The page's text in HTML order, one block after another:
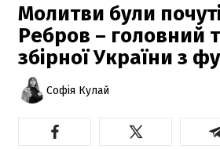
Молитви були
Ребров – головний
збірної України з
Софія Кулай